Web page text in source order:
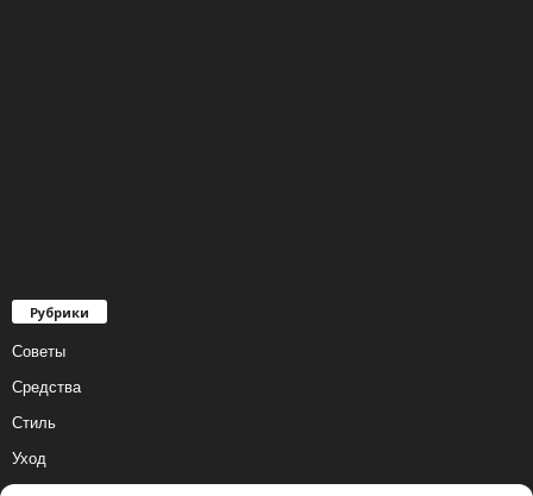
Рубрики
Советы
Средства
Стиль
Уход